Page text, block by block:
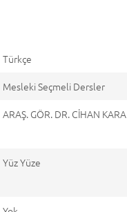
Türkçe
Mesleki Seçmeli Dersler
ARAŞ. GÖR. DR. CİHAN KARA
Yüz Yüze